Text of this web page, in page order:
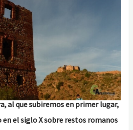
al que subiremos en primer lugar,
el siglo X sobre restos romanos